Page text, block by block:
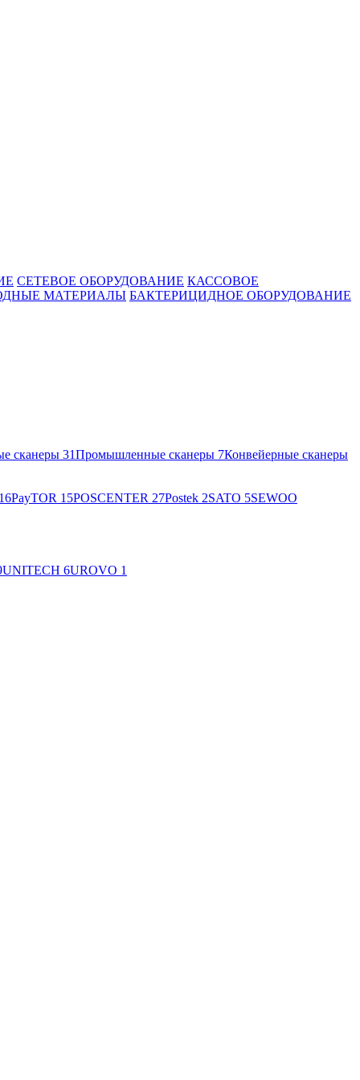
СЕТЕВОЕ ОБОРУДОВАНИЕ КАССОВОЕ
МАТЕРИАЛЫ БАКТЕРИЦИДНОЕ ОБОРУДОВАНИЕ
сканеры 31Промышленные сканеры 7Конвейерные сканеры
16PayTOR 15POSCENTER 27Postek 2SATO 5SEWOO
UNITECH 6UROVO 1